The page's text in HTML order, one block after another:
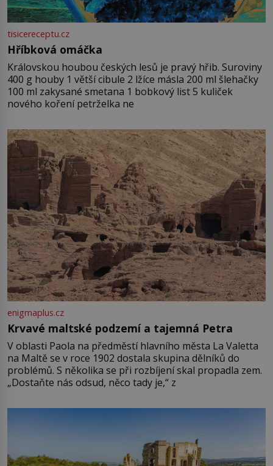
tisicereceptu.cz
Hříbková omáčka
Královskou houbou českých lesů je pravý hřib. Suroviny
400 g houby 1 větší cibule 2 lžíce másla 200 ml šlehačky
100 ml zakysané smetana 1 bobkový list 5 kuliček
nového koření petrželka ne
enigmaplus.cz
Krvavé maltské podzemí a tajemná Petra
V oblasti Paola na předměstí hlavního města La Valetta
na Maltě se v roce 1902 dostala skupina dělníků do
problémů. S několika se při rozbíjení skal propadla zem.
„Dostaňte nás odsud, něco tady je,“ z